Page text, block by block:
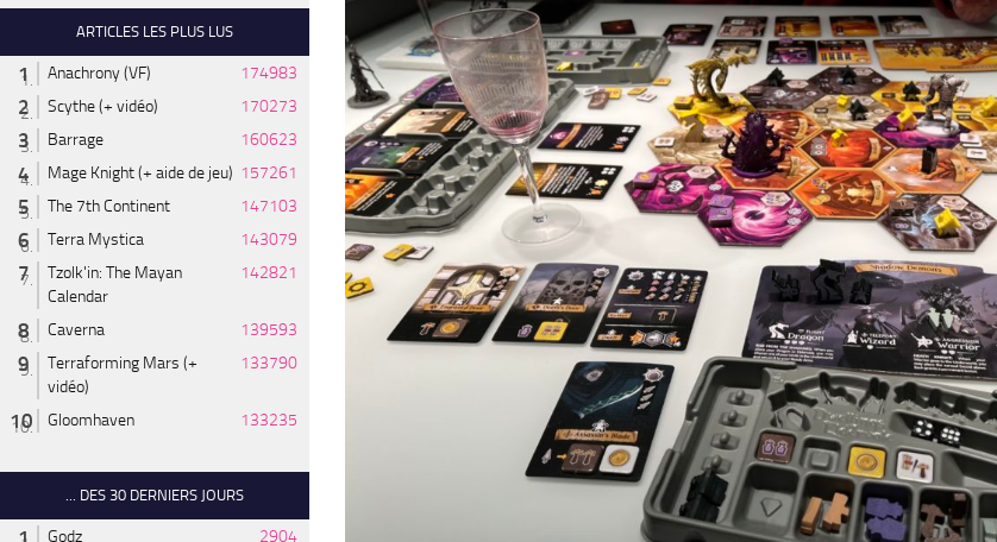
ARTICLES LES PLUS LUS
Anachrony (VF)
174983
Scythe (+ vidéo)
170273
Barrage
160623
Mage Knight (+ aide de jeu) 157261
The 7th Continent
147103
Terra Mystica
143079
Tzolk'in: The Mayan
Calendar
142821
Caverna
139593
Terraforming Mars (+
vidéo)
133790
Gloomhaven 133235
... DES 30 DERNIERS JOURS
Godz
2904